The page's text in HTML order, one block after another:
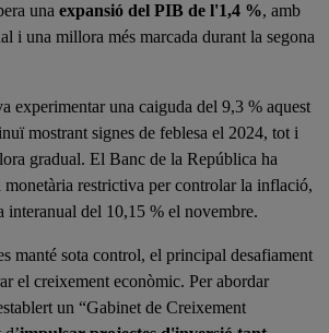
una expansió del PIB de l'1,4 %, amb
i una millora més marcada durant la segona
experimentar una caiguda del 9,3 % aquest
mostrant signes de feblesa el 2024, tot i
gradual. El Banc de la República ha
restrictiva per controlar la inflació,
interanual del 10,15 % el novembre.
manté sota control, el principal desafiament
el creixement econòmic. Per abordar
un “Gabinet de Creixement